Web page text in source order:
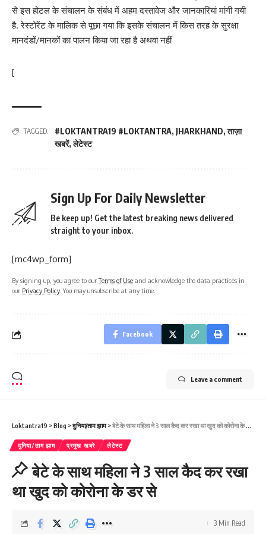
से इस होटल के संचालन के संबंध में अहम दस्तावेज और जानकारियां मांगी गयी
है. रेस्टोरेंट के मालिक से पूछा गया कि इसके संचालन में किस तरह के सुरक्षा
मानदंडों/मानकों का पालन किया जा रहा है अथवा नहीं
[
TAGGED: #LOKTANTRA19 #LOKTANTRA, JHARKHAND,ताज़ा
खबरें,लेटेस्ट
Sign Up For Daily Newsletter
Be keep up! Get the latest breaking news delivered
straight to your inbox.
[mc4wp_form]
By signing up, you agree to ourTerms of Use and acknowledge the data practices in
our Privacy Policy. You may unsubscribe at any time.
Facebook
Leave a comment
Loktantra19 >Blog >दुनिया/ताम झाम>बेटे के साथ महिला ने 3 साल कैद कर रखा था खुद को कोरोना के डर से
दुनिया/ताम झाम प्रमुख खबरे लेटेस्ट
बेटे के साथ महिला ने 3 साल कैद कर रखा
था खुद को कोरोना के डर से
3 Min Read